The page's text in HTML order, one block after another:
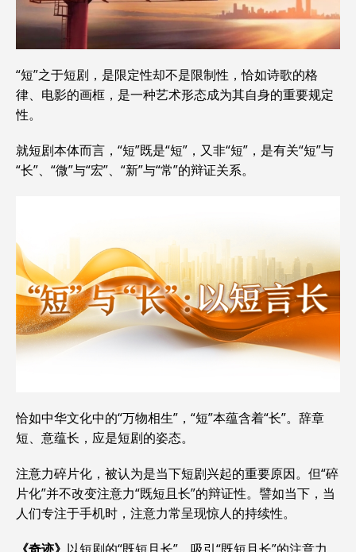
“短”之于短剧，是限定性却不是限制性，恰如诗歌的格
律、电影的画框，是一种艺术形态成为其自身的重要规定
性。
就短剧本体而言，“短”既是“短”，又非“短”，是有关“短”与
“长”、“微”与“宏”、“新”与“常”的辩证关系。
恰如中华文化中的“万物相生”，“短”本蕴含着“长”。辞章
短、意蕴长，应是短剧的姿态。
注意力碎片化，被认为是当下短剧兴起的重要原因。但“碎
片化”并不改变注意力“既短且长”的辩证性。譬如当下，当
人们专注于手机时，注意力常呈现惊人的持续性。